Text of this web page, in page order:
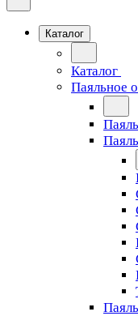
Каталог
Каталог
Паяльное